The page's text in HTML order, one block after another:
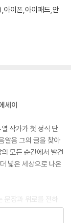
이폰,아이패드,안
세이
작가가 첫 정식 단
알음 그의 글을 찾아
모든 순간에서 발견
넓은 세상으로 나온
문장과 위로를 전하
해 더욱 깊고 정제된